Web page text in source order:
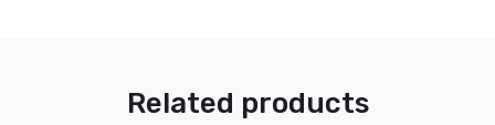
Related products